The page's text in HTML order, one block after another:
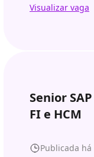
Visualizar vaga
Senior
FI e HCM
Publicada há